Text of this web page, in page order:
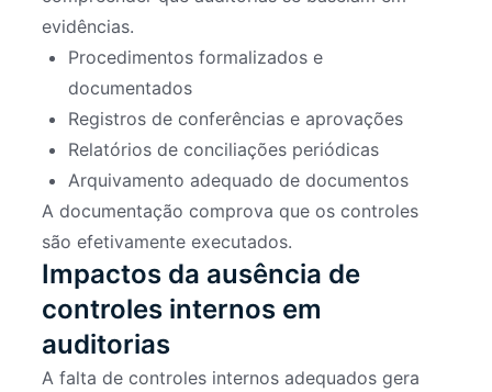
evidências.
Procedimentos formalizados e
documentados
Registros de conferências e aprovações
Relatórios de conciliações periódicas
Arquivamento adequado de documentos
A documentação comprova que os controles
são efetivamente executados.
Impactos da ausência de
controles internos em
auditorias
A falta de controles internos adequados gera